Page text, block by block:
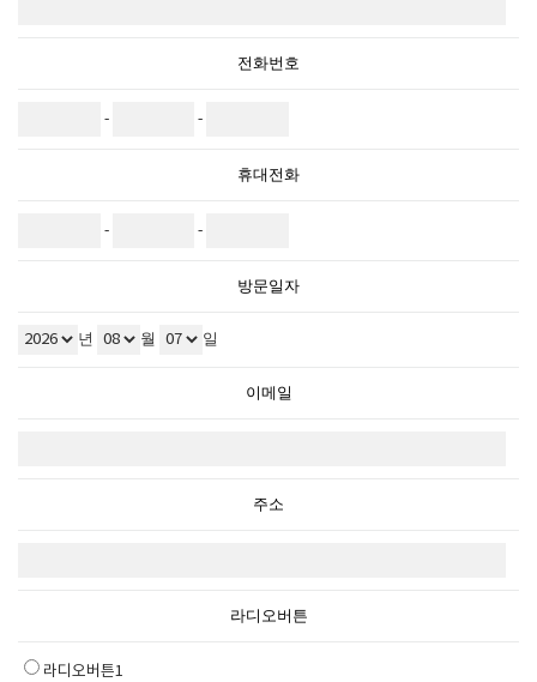
전화번호
- -
휴대전화
- -
방문일자
년 월 일
이메일
주소
라디오버튼
라디오버튼1